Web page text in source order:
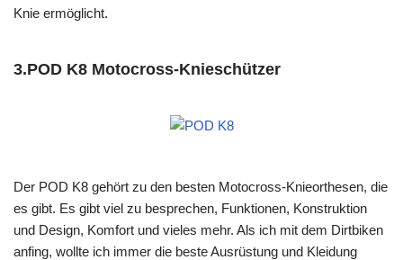
Knie ermöglicht.
3.POD K8 Motocross-Knieschützer
Der POD K8 gehört zu den besten Motocross-Knieorthesen, die
es gibt. Es gibt viel zu besprechen, Funktionen, Konstruktion
und Design, Komfort und vieles mehr. Als ich mit dem Dirtbiken
anfing, wollte ich immer die beste Ausrüstung und Kleidung